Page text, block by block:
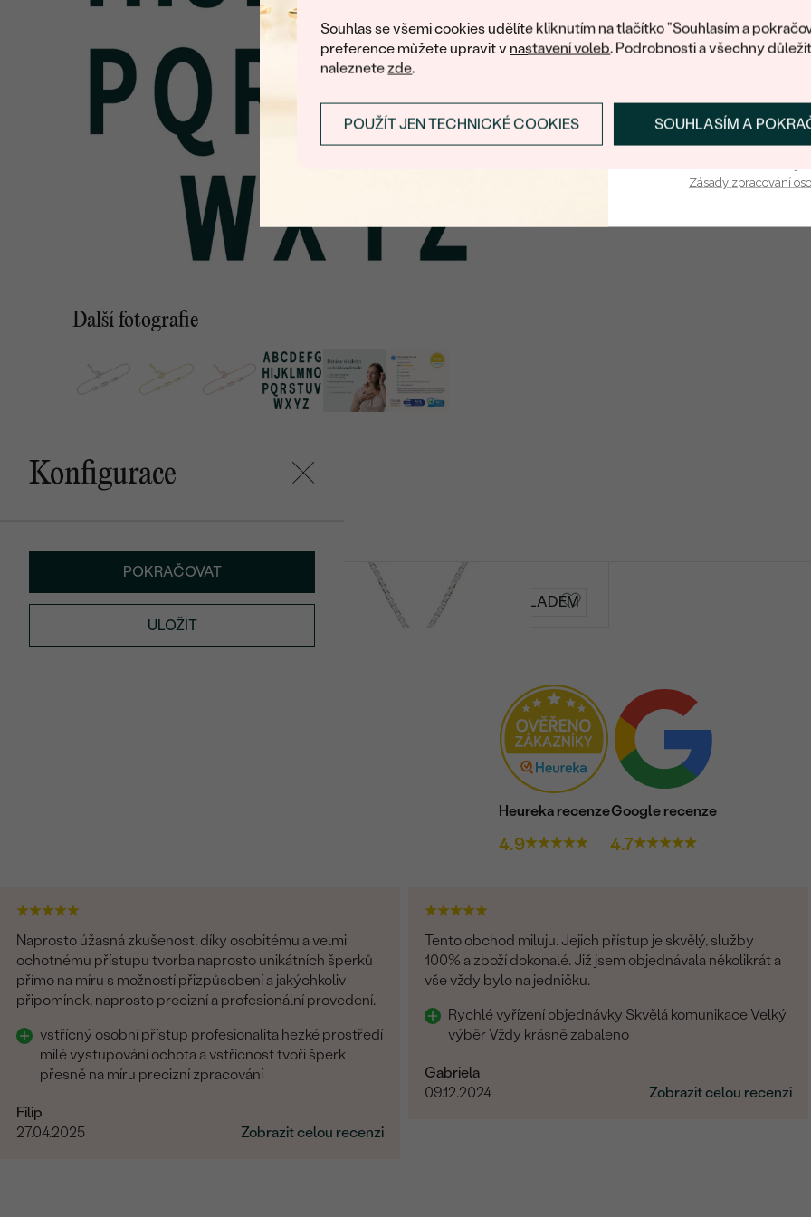
Souhlas se všemi cookies udělíte kliknutím na tlačítko "Souhlasím a
preference můžete upravit v nastavení voleb. Podrobnosti a všechny
naleznetezde.
SOUHLASÍM A
POUŽÍT JEN TECHNICKÉ COOKIES
Další fotografie
Konfigurace
POKRAČOVAT
ULOŽIT
4 390 Kč
Malý princ
SKLADEM
Heureka recenze
4.9
Google recenze
4.7
Naprosto úžasná zkušenost, díky osobitému a velmi
ochotnému přístupu tvorba naprosto unikátních šperků
přímo na míru s možností přizpůsobení a jakýchkoliv
připomínek, naprosto precizní a profesionální provedení.
vstřícný osobní přístup profesionalita hezké prostředí
milé vystupování ochota a vstřícnost tvoři šperk
přesně na míru precizní zpracování
Filip
27.04.2025
Zobrazit celou recenzi
Tento obchod miluju. Jejich přístup je skvělý, služby
100% a zboží dokonalé. Již jsem objednávala několikrát a
vše vždy bylo na jedničku.
Rychlé vyřízení objednávky Skvělá komunikace Velký
výběr Vždy krásně zabaleno
Gabriela
09.12.2024
Zobrazit celou recenzi
PŘIHLÁSIT SE A
Zásady zpracování